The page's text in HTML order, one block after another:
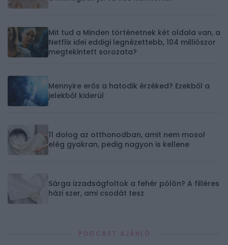
Mit tud a Minden történetnek két oldala van, a
Netflix idei eddigi legnézettebb, 104 milliószor
megtekintett sorozata?
Mennyire erős a hatodik érzéked? Ezekből a
jelekből kiderül
11 dolog az otthonodban, amit nem mosol
elég gyakran, pedig nagyon is kellene
Sárga izzadságfoltok a fehér pólón? A filléres
házi szer, ami csodát tesz
PODCAST AJÁNLÓ